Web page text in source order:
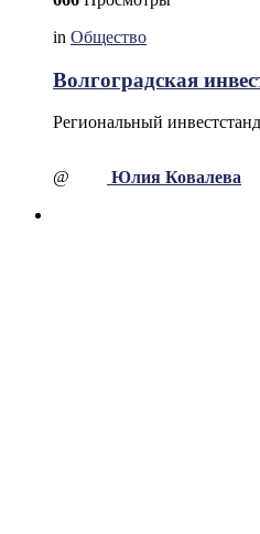
in Общество
Волгоградская
Региональный
@ Юлия Ковалева